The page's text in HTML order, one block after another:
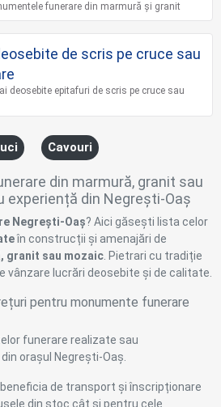
funerare din marmură și granit
de scris pe cruce sau
deosebite epitafuri de scris pe cruce sau
Cavouri
din marmură, granit sau
experiență din Negrești-Oaș
Negrești-Oaș? Aici găsești lista celor
în construcții și amenajări de
granit sau mozaic . Pietrari cu tradiție
vânzare lucrări deosebite și de calitate.
pentru monumente funerare
funerare realizate sau
orașul Negrești-Oaș.
de transport și înscripționare
din stoc cât și pentru cele